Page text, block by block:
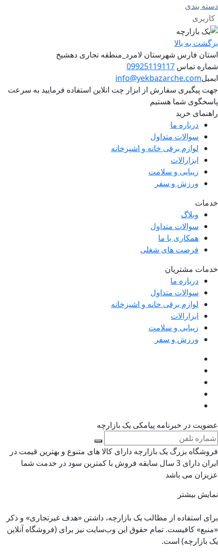
دسته بندی
کاربری
برگشت به بالا
استان فارس شهرستان لامرد_منطقه تجاری دهشیخ
شماره تماس 09925119117
ایمیلinfo@yekbazarche.com
جهت پیگیری سفارش از ابزار چت انلاین استفاده فرمایید به سرعت
پاسخگوی شما هستیم
راهنمای خرید
درباره ما
سوالات متداول
لوازم برقی خانه و اشپزخانه
ابزارالات
زیبایی و سلامت
ورزش و سفر
خدمات
وبلاگ
سوالات متداول
همکاری با ما
فرصت های شغلی
خدمات مشتریان
درباره ما
سوالات متداول
لوازم برقی خانه و اشپزخانه
ابزارالات
زیبایی و سلامت
ورزش و سفر
عضویت در خبرنامه پیامکی یک بازارچه
فروشگاه بزرگ یک بازارچه دارای کالا های متنوع و بهترین قیمت در
ایران دارای 3 سال سابقه فروش با کمترین سود در خدمت شما
عزیزان می باشد
نمایش بیشتر
برای استفاده از مطالب یک بازارچه، داشتن «هدف غیرتجاری» و ذکر
«منبع» کافیست. تمام حقوق اين وب‌سايت نیز برای (فروشگاه آنلاین
یک بازارچه) است.